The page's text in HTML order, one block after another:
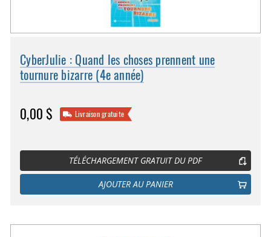
CyberJulie : Quand les choses prennent une
tournure bizarre (4e année)
0,00 $ Livraison gratuite
TÉLÉCHARGEMENT GRATUIT DU PDF
AJOUTER AU PANIER